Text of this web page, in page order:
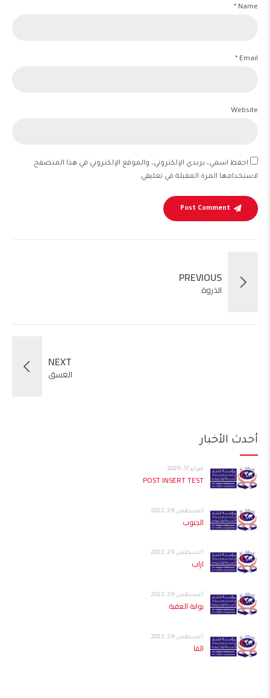
Name *
Email *
Website
احفظ اسمي، بريدي الإلكتروني، والموقع الإلكتروني في هذا المتصفح
لاستخدامها المرة المقبلة في تعليقي.
Post Comment
PREVIOUS
الذروة
NEXT
الغسق
أحدث الأخبار
فبراير 17, 2026
POST INSERT TEST
أغسطس 29, 2022
الجنوب
أغسطس 29, 2022
اراب
أغسطس 29, 2022
بوابة العقبة
أغسطس 29, 2022
الفا